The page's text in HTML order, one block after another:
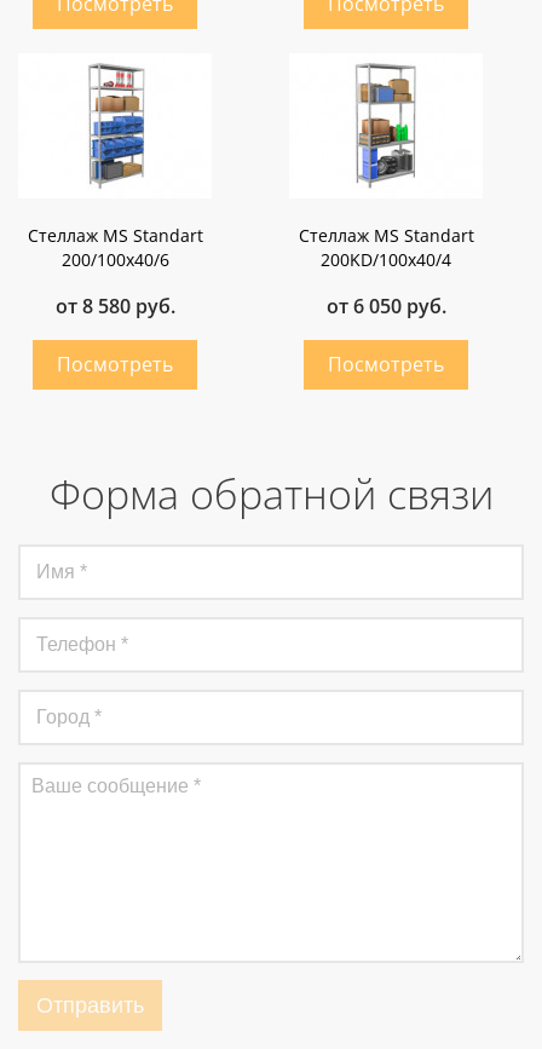
Стеллаж MS Standart
200/100x40/6
от 8 580 руб.
Стеллаж MS Standart
200KD/100x40/4
от 6 050 руб.
Форма обратной связи
Отправить